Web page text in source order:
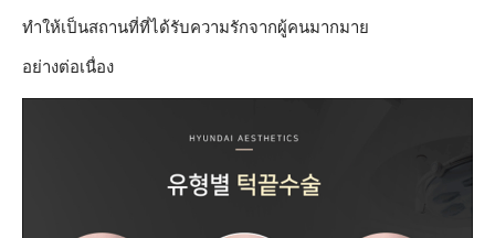
ทำให้เป็นสถานที่ที่ได้รับความรักจากผู้คนมากมาย
อย่างต่อเนื่อง